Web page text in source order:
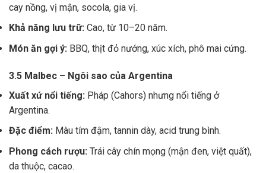
cay nồng, vị mận, socola, gia vị.
Khả năng lưu trữ: Cao, từ 10–20 năm.
Món ăn gợi ý: BBQ, thịt đỏ nướng, xúc xích, phô mai cứng.
3.5 Malbec – Ngôi sao của Argentina
Xuất xứ nổi tiếng: Pháp (Cahors) nhưng nổi tiếng ở
Argentina.
Đặc điểm: Màu tím đậm, tannin dày, acid trung bình.
Phong cách rượu: Trái cây chín mọng (mận đen, việt quất),
da thuộc, cacao.